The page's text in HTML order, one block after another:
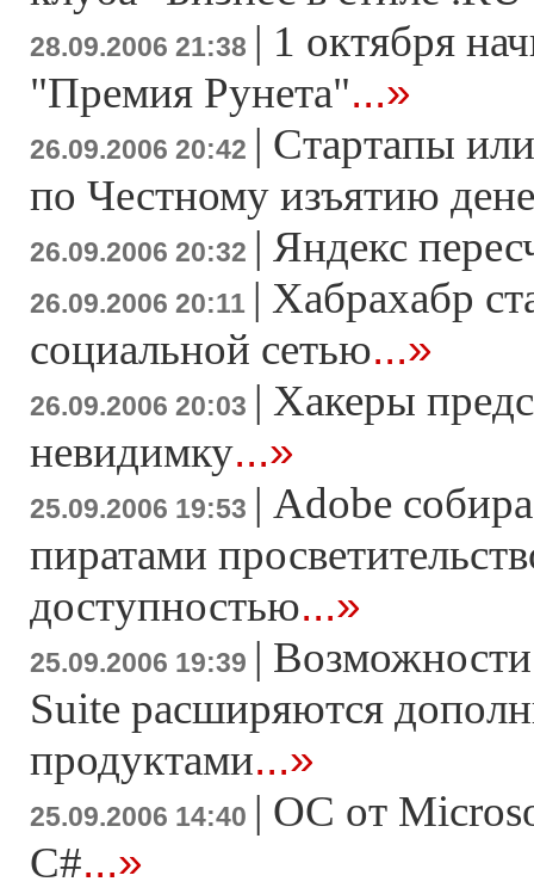
28.09.2006 21:38 | 1 октября
"Премия Рунета"...»
26.09.2006 20:42 | Стартапы
по Честному изъятию
26.09.2006 20:32 | Яндекс
26.09.2006 20:11 | Хабрахабр
социальной сетью...»
26.09.2006 20:03 | Хакеры
невидимку...»
25.09.2006 19:53 | Adobe
пиратами
доступностью...»
25.09.2006 19:39 |
Suite расширяются
продуктами...»
25.09.2006 14:40 | ОС от
C#...»